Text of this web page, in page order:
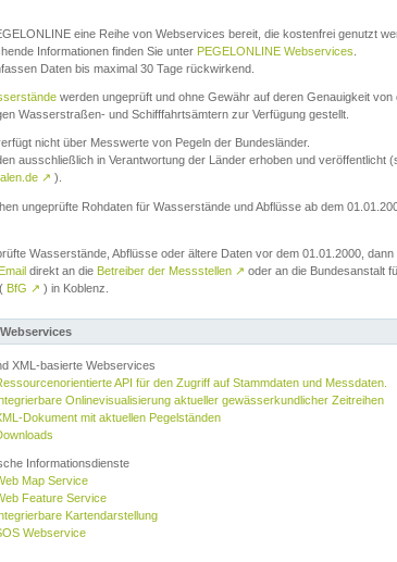
eine Reihe von Webservices bereit, die kostenfrei genutzt
Informationen finden Sie unter PEGELONLINE Webservices
Daten bis maximal 30 Tage rückwirkend.
werden ungeprüft und ohne Gewähr auf deren Genauigkeit von
Wasserstraßen- und Schifffahrtsämtern zur Verfügung gestellt.
nicht über Messwerte von Pegeln der Bundesländer.
ausschließlich in Verantwortung der Länder erhoben und veröffentlicht
↗ ).
ungeprüfte Rohdaten für Wasserstände und Abflüsse ab dem
Wasserstände, Abflüsse oder ältere Daten vor dem 01.01.2000, dann
Email direkt an die Betreiber der Messstellen ↗ oder an die Bundesanstalt
BfG ↗ ) in Koblenz.
XML-basierte Webservices
API für den Zugriff auf Stammdaten und Messdaten.
Onlinevisualisierung aktueller gewässerkundlicher Zeitreihen
Dokument mit aktuellen Pegelständen
Informationsdienste
Map Service
Feature Service
Kartendarstellung
Webservice